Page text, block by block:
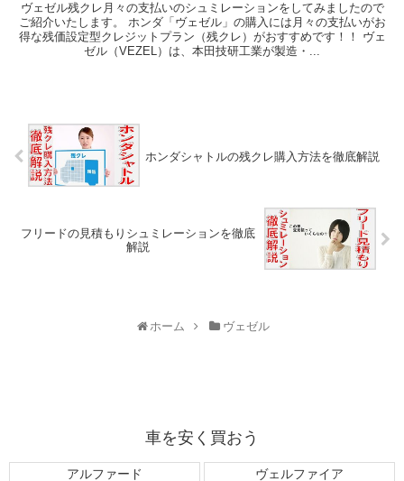
ヴェゼル残クレ月々の支払いのシュミレーションをしてみましたので
ご紹介いたします。 ホンダ「ヴェゼル」の購入には月々の支払いがお
得な残価設定型クレジットプラン（残クレ）がおすすめです！！ ヴェ
ゼル（VEZEL）は、本田技研工業が製造・...
ホンダシャトルの残クレ購入方法を徹底解説
フリードの見積もりシュミレーションを徹底
解説
ホーム ヴェゼル
車を安く買おう
アルファード ヴェルファイア